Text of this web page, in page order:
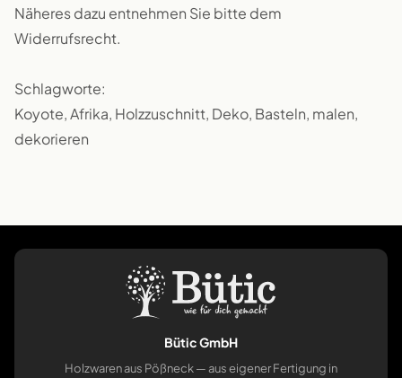
Näheres dazu entnehmen Sie bitte dem
Widerrufsrecht.
Schlagworte:
Koyote, Afrika, Holzzuschnitt, Deko, Basteln, malen,
dekorieren
Bütic GmbH
Holzwaren aus Pößneck — aus eigener Fertigung in